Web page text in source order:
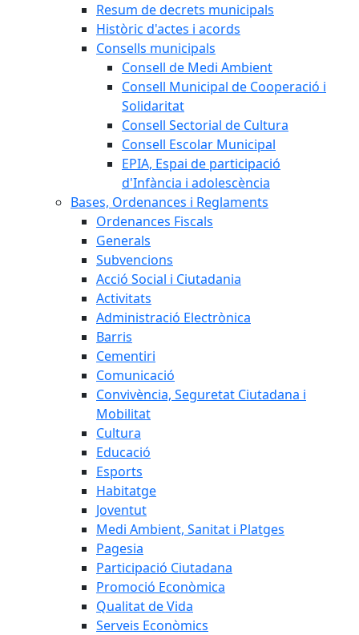
Resum de decrets municipals
Històric d'actes i acords
Consells municipals
Consell de Medi Ambient
Consell Municipal de Cooperació i
Solidaritat
Consell Sectorial de Cultura
Consell Escolar Municipal
EPIA, Espai de participació
d'Infància i adolescència
Bases, Ordenances i Reglaments
Ordenances Fiscals
Generals
Subvencions
Acció Social i Ciutadania
Activitats
Administració Electrònica
Barris
Cementiri
Comunicació
Convivència, Seguretat Ciutadana i
Mobilitat
Cultura
Educació
Esports
Habitatge
Joventut
Medi Ambient, Sanitat i Platges
Pagesia
Participació Ciutadana
Promoció Econòmica
Qualitat de Vida
Serveis Econòmics